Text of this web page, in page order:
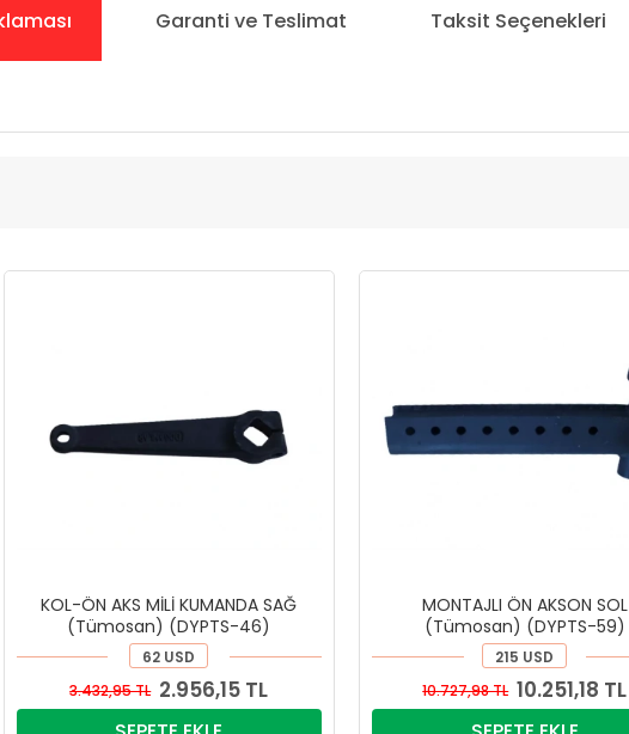
Garanti ve Teslimat Taksit Seçenekleri
KOL-ÖN AKS MİLİ KUMANDA SAĞ
(Tümosan) (DYPTS-46)
62 USD
2.956,15 TL
3.432,95 TL
MONTAJLI ÖN AKSON SOL
(Tümosan) (DYPTS-59)
215 USD
10.251,18 TL
10.727,98 TL